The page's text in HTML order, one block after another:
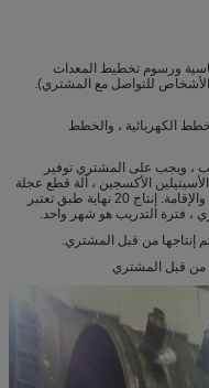
ورسوم تخطيط المعدات
الأشخاص للتواصل مع المشتري).
الكهربائية ، والخطط
، ويجب على المشتري توفير
الأسيتيلين الأكسجين ، آلة قطع عجلة
الطحن ، إلخ) ، وتزويد عمال التركيب بالمواد الغذائية والإقامة. إنتاج 20 نهاية طبق تعتبر
، فترة التدريب هو شهر واحد.
إنتاجها من قبل المشتري.
من قبل المشتري